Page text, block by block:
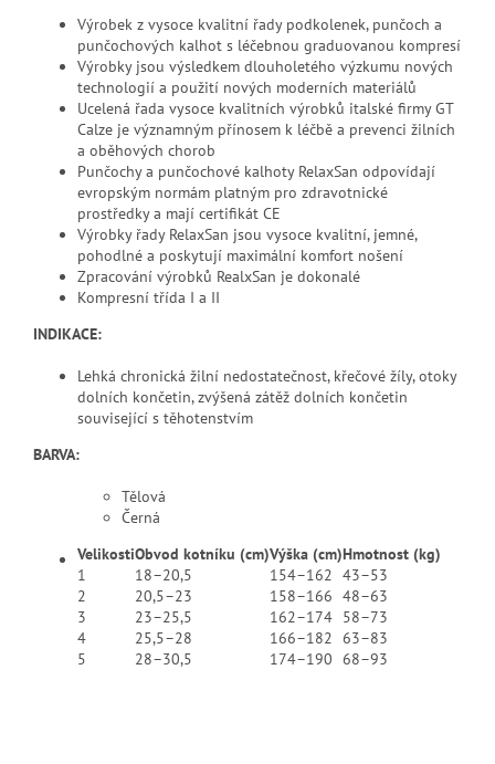
Výrobek z vysoce kvalitní řady podkolenek, punčoch a
punčochových kalhot s léčebnou graduovanou kompresí
Výrobky jsou výsledkem dlouholetého výzkumu nových
technologií a použití nových moderních materiálů
Ucelená řada vysoce kvalitních výrobků italské firmy GT
Calze je významným přínosem k léčbě a prevenci žilních
a oběhových chorob
Punčochy a punčochové kalhoty RelaxSan odpovídají
evropským normám platným pro zdravotnické
prostředky a mají certifikát CE
Výrobky řady RelaxSan jsou vysoce kvalitní, jemné,
pohodlné a poskytují maximální komfort nošení
Zpracování výrobků RealxSan je dokonalé
Kompresní třída I a II
INDIKACE:
Lehká chronická žilní nedostatečnost, křečové žíly, otoky
dolních končetin, zvýšená zátěž dolních končetin
související s těhotenstvím
BARVA:
Tělová
Černá
VelikostiObvod kotníku (cm)Výška (cm)Hmotnost (kg)
1
18–20,5 154–162 43–53
2
20,5–23 158–166 48–63
3
23–25,5 162–174 58–73
4
25,5–28 166–182
63–83
5
28–30,5 174–190 68–93